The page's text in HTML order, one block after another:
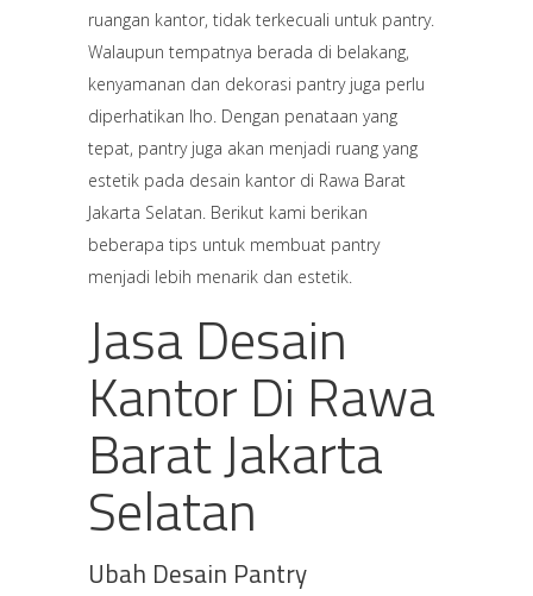
ruangan kantor, tidak terkecuali untuk pantry.
Walaupun tempatnya berada di belakang,
kenyamanan dan dekorasi pantry juga perlu
diperhatikan lho. Dengan penataan yang
tepat, pantry juga akan menjadi ruang yang
estetik pada desain kantor di Rawa Barat
Jakarta Selatan. Berikut kami berikan
beberapa tips untuk membuat pantry
menjadi lebih menarik dan estetik.
Jasa Desain
Kantor Di Rawa
Barat Jakarta
Selatan
Ubah Desain Pantry